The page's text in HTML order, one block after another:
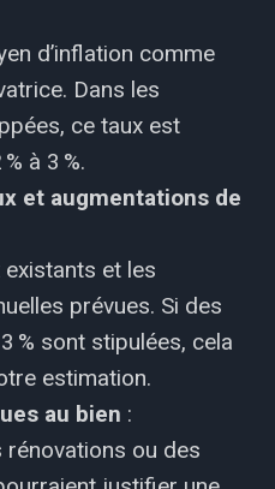
d’inflation comme
Dans les
ce taux est
à 3 %.
et augmentations de
existants et les
prévues. Si des
% sont stipulées, cela
estimation.
au bien :
ou des